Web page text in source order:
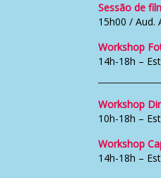
Sessão de
15h00 / Aud.
Workshop
14h-18h –
Workshop
10h-18h –
Workshop
14h-18h –